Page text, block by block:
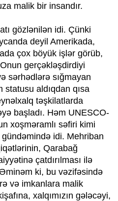
malik bir insandır.
gözlənilən idi. Çünki
deyil Amerikada,
çox böyük işlər görüb,
gerçəkləşdirdiyi
sərhədlərə sığmayan
statusu aldıqdan qısa
təşkilatlarda
başladı. Həm UNESCO-
xoşməramlı səfiri kimi
gündəmində idi. Mehriban
Qarabağ
çatdırılması ilə
ki, bu vəzifəsində
və imkanlara malik
xalqımızın gələcəyi,